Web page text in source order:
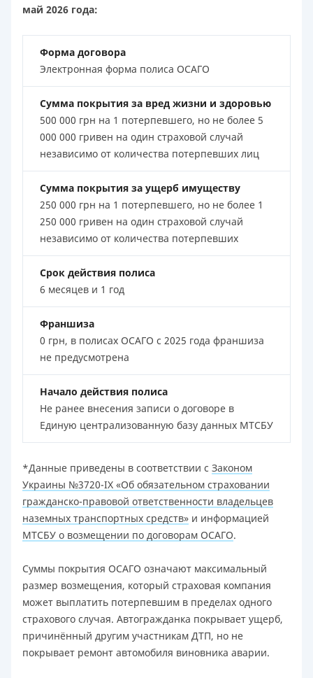
май 2026 года:
Форма договора
Электронная форма полиса ОСАГО
Сумма покрытия за вред жизни и здоровью
500 000 грн на 1 потерпевшего, но не более 5
000 000 гривен на один страховой случай
независимо от количества потерпевших лиц
Сумма покрытия за ущерб имуществу
250 000 грн на 1 потерпевшего, но не более 1
250 000 гривен на один страховой случай
независимо от количества потерпевших
Срок действия полиса
6 месяцев и 1 год
Франшиза
0 грн, в полисах ОСАГО с 2025 года франшиза
не предусмотрена
Начало действия полиса
Не ранее внесения записи о договоре в
Единую централизованную базу данных МТСБУ
*Данные приведены в соответствии с Законом
Украины №3720-IX «Об обязательном страховании
гражданско-правовой ответственности владельцев
наземных транспортных средств» и информацией
МТСБУ о возмещении по договорам ОСАГО.
Суммы покрытия ОСАГО означают максимальный
размер возмещения, который страховая компания
может выплатить потерпевшим в пределах одного
страхового случая. Автогражданка покрывает ущерб,
причинённый другим участникам ДТП, но не
покрывает ремонт автомобиля виновника аварии.